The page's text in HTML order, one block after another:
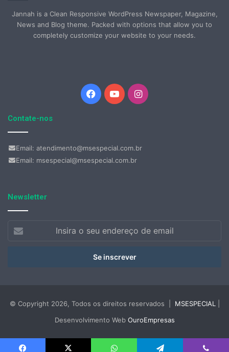
Jannah is a Clean Responsive WordPress Newspaper, Magazine,
News and Blog theme. Packed with options that allow you to
completely customize your website to your needs.
Facebook
YouTubeInstagram
Contate-nos
Email: atendimento@msespecial.com.br
Email: msespecial@msespecial.com.br
Newsletter
© Copyright 2026, Todos os direitos reservados | MSESPECIAL
Desenvolvimento Web OuroEmpresas